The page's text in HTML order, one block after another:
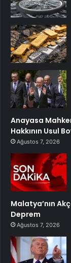
Anayasa
Hakkının Usul
Ağustos 7, 2026
Malatya’nın
Deprem
Ağustos 7, 2026